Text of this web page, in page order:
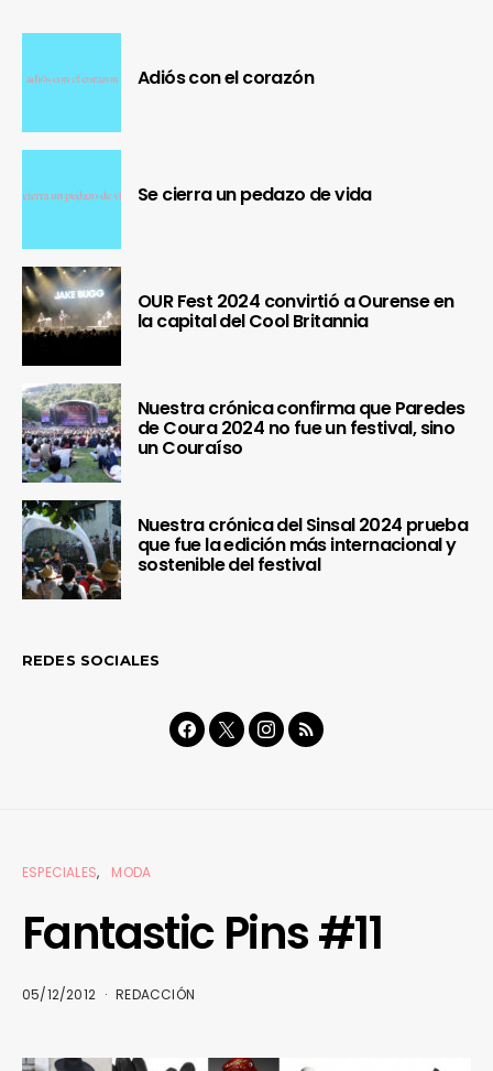
Adiós con el corazón
Se cierra un pedazo de vida
OUR Fest 2024 convirtió a Ourense en
la capital del Cool Britannia
Nuestra crónica confirma que Paredes
de Coura 2024 no fue un festival, sino
un Couraíso
Nuestra crónica del Sinsal 2024 prueba
que fue la edición más internacional y
sostenible del festival
REDES SOCIALES
ESPECIALES MODA
Fantastic Pins #11
05/12/2012 REDACCIÓN